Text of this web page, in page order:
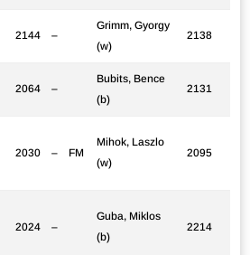
2144 –
Grimm, Gyorgy
(w)
2138
2064 –
Bubits, Bence
(b)
2131
2030 – FM
Mihok, Laszlo
(w)
2095
2024 –
Guba, Miklos
(b)
2214